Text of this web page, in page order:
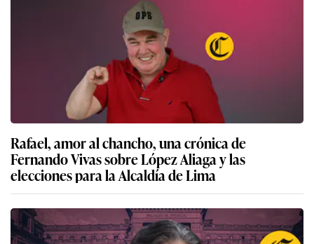
Rafael, amor al chancho, una crónica de
Fernando Vivas sobre López Aliaga y las
elecciones para la Alcaldía de Lima